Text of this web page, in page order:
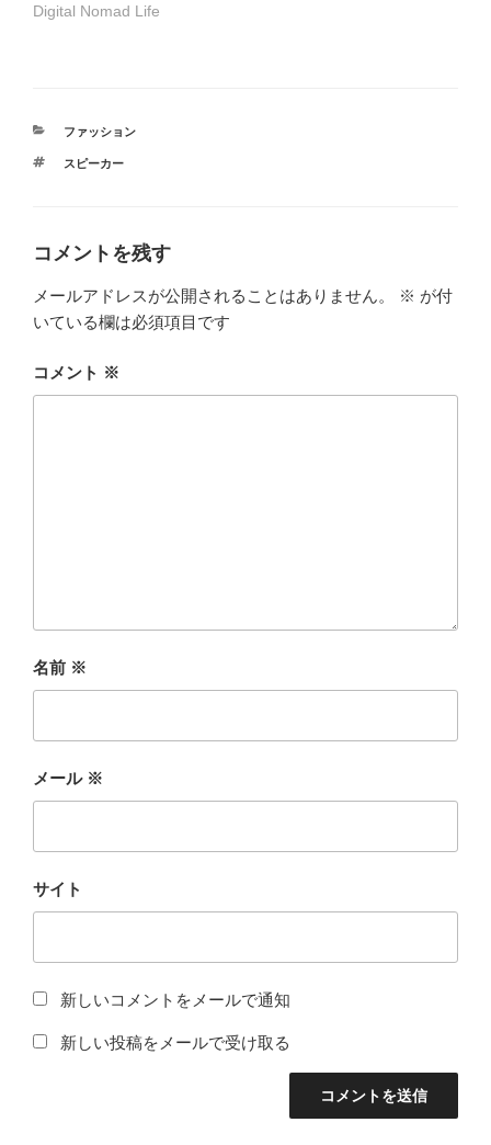
Digital Nomad Life
カ
ゴ
ファッション
タ
スピーカー
コメントを残す
メールアドレスが公開されることはありません。 ※ が付
いている欄は必須項目です
コメント ※
名前 ※
メール ※
サイト
新しいコメントをメールで通知
新しい投稿をメールで受け取る